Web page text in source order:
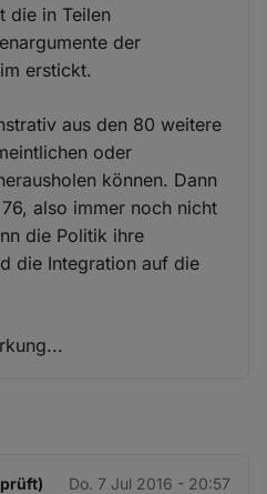
die in Teilen
der
erstickt.
aus den 80 weitere
oder
können. Dann
also immer noch nicht
die Politik ihre
die Integration auf die
Do. 7 Jul 2016 - 20:57